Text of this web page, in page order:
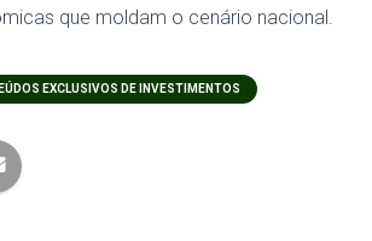
que moldam o cenário nacional.
EXCLUSIVOS DE INVESTIMENTOS